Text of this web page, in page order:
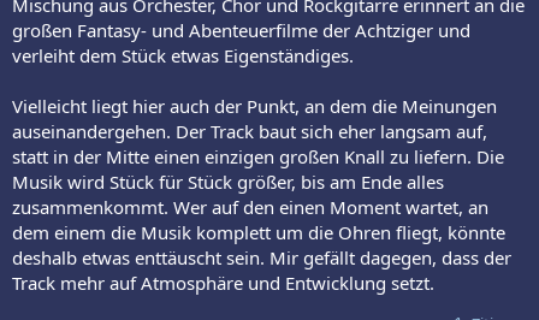
großen Fantasy- und Abenteuerfilme der Achtziger und
verleiht dem Stück etwas Eigenständiges.
Vielleicht liegt hier auch der Punkt, an dem die Meinungen
auseinandergehen. Der Track baut sich eher langsam auf,
statt in der Mitte einen einzigen großen Knall zu liefern. Die
Musik wird Stück für Stück größer, bis am Ende alles
zusammenkommt. Wer auf den einen Moment wartet, an
dem einem die Musik komplett um die Ohren fliegt, könnte
deshalb etwas enttäuscht sein. Mir gefällt dagegen, dass der
Track mehr auf Atmosphäre und Entwicklung setzt.